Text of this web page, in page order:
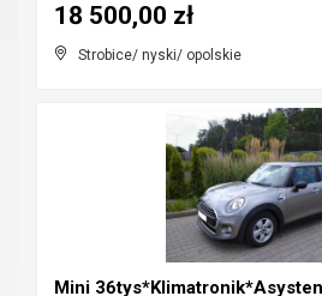
Strobice/ nyski/ opolskie
18 500,00 zł